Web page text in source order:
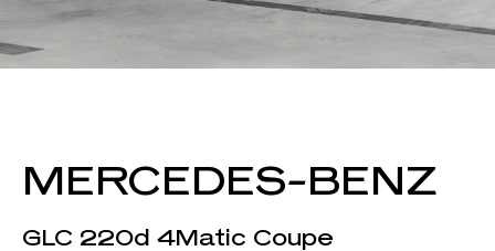
MERCEDES-BENZ
GLC 220d 4Matic Coupe